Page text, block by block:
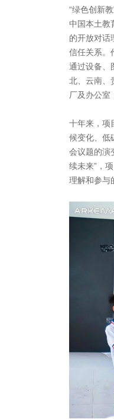
“绿色创新
中国本土教
的开放对话
信任关系。
通过设备、
北、云南、
厂及办公室
十年来，项
候变化、低
会议题的演
续未来”，
理解和参与